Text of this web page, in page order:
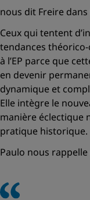
nous dit Freire
Ceux qui tentent
tendances
à l’EP parce que
en devenir
dynamique et
Elle intègre le
manière éclectique
pratique historique.
Paulo nous